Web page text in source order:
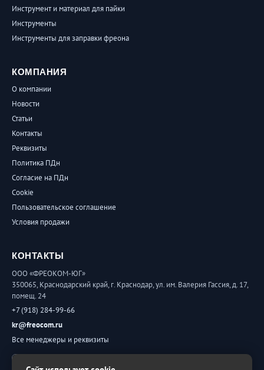
Инструмент и материал для пайки
Инструменты
Инструменты для заправки фреона
КОМПАНИЯ
О компании
Новости
Статьи
Контакты
Реквизиты
Политика ПДн
Согласие на ПДн
Cookie
Пользовательское соглашение
Условия продажи
КОНТАКТЫ
ООО «ФРЕОКОМ-ЮГ»
350065, Краснодарский край, г. Краснодар, ул. им. Валерия Гассия, д. 17,
помещ. 24
+7 (918) 284-99-66
kr@freocom.ru
Все менеджеры и реквизиты
Обратная связь